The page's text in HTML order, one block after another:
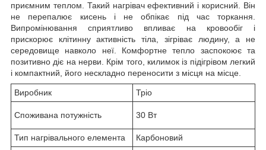
приємним теплом. Такий нагрівачефективний і корисний. Він
не перепалює кисень і не обпікає під час торкання.
Випромінювання сприятливо впливає на кровообіг і
прискорює клітинну активність тіла, зігріває людину, а не
середовище навколо неї. Комфортне тепло заспокоює та
позитивно діє на нерви. Крім того, килимок із підігрівом легкий
і компактний, його нескладно переносити з місця на місце.
Виробник Тріо
Споживана потужність 30 Вт
Тип нагрівального елемента
Карбоновий